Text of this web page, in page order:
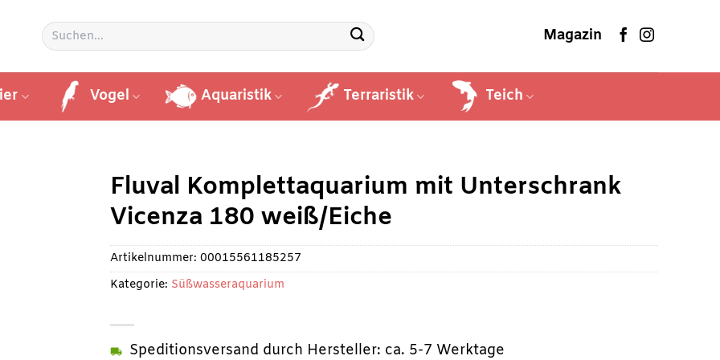
Suchen
nach:
Magazin
Vogel Aquaristik Terraristik Teich
Fluval Komplettaquarium mit Unterschrank
Vicenza 180 weiß/Eiche
Speditionsversand durch Hersteller: ca. 5-7 Werktage
Artikelnummer:00015561185257
Kategorie: Süßwasseraquarium